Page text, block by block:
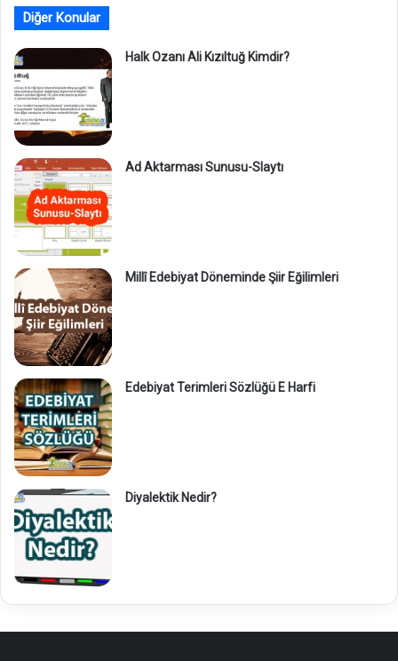
Diğer Konular
Halk Ozanı Ali Kızıltuğ Kimdir?
Ad Aktarması Sunusu-Slaytı
Millî Edebiyat Döneminde Şiir Eğilimleri
Edebiyat Terimleri Sözlüğü E Harfi
Diyalektik Nedir?